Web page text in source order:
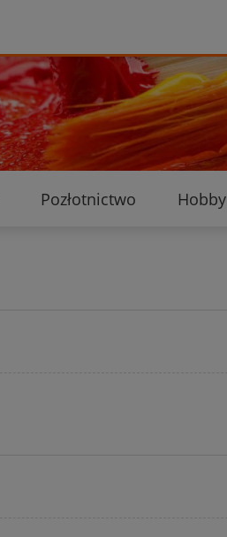
Pozłotnictwo Hobby